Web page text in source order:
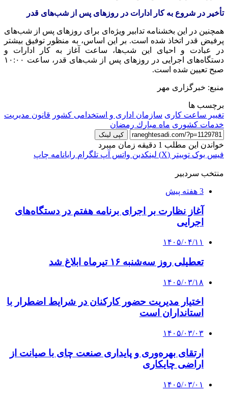
تأخیر در شروع به کار ادارات در روزهای پس از شب‌های قدر
همچنین در این بخشنامه تدابیر ویژه‌ای برای روزهای پس از شب‌های
پرفیض قدر اتخاذ شده است. بر این اساس، به منظور توفیق بیشتر
در عبادت و احیای این شب‌ها، ساعت آغاز به کار ادارات و
دستگاه‌های اجرایی در روزهای پس از شب‌های قدر، ساعت ۱۰:۰۰
صبح تعیین شده است.
منبع: خبرگزاری مهر
برچسب ها
تغییر ساعت کاری سازمان اداری و استخدامی کشور قانون مدیریت
خدمات کشوری ماه مبارك رمضان
کپی لینک
خواندن این مطلب 1 دقیقه زمان میبرد
فیس بوک توییتر (X) لینکدین واتس آپ تلگرام رایانامه چاپ
منتخب سردبیر
3 هفته پیش
آغاز نظارت بر اجرای برنامه هفتم در دستگاه‌های
اجرایی
۱۴۰۵/۰۴/۱۱
تعطیلی روز سه‌شنبه ۱۶ تیرماه ابلاغ شد
۱۴۰۵/۰۳/۱۸
اختیار مدیریت حضور کارکنان در شرایط اضطرار با
استانداران است
۱۴۰۵/۰۳/۰۳
ارتقای بهره‌وری و پایداری صنعت چای با صیانت از
اراضی چایکاری
۱۴۰۵/۰۳/۰۱